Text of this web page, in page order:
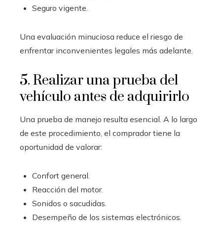
Seguro vigente.
Una evaluación minuciosa reduce el riesgo de
enfrentar inconvenientes legales más adelante.
5. Realizar una prueba del
vehículo antes de adquirirlo
Una prueba de manejo resulta esencial. A lo largo
de este procedimiento, el comprador tiene la
oportunidad de valorar:
Confort general.
Reacción del motor.
Sonidos o sacudidas.
Desempeño de los sistemas electrónicos.